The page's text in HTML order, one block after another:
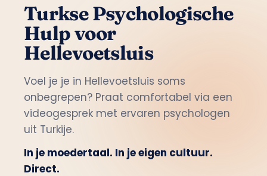
Turkse Psychologische
Hulp voor
Hellevoetsluis
Voel je je in Hellevoetsluis soms
onbegrepen? Praat comfortabel via een
videogesprek met ervaren psychologen
uit Turkije.
In je moedertaal. In je eigen cultuur.
Direct.